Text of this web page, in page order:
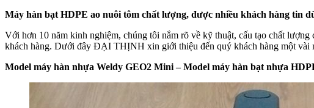
Máy hàn bạt HDPE ao nuôi tôm chất lượng, được nhiều khách hàng tin
Với hơn 10 năm kinh nghiệm, chúng tôi nắm rõ về kỹ thuật, cấu tạo chất
khách hàng. Dưới đây ĐẠI THỊNH xin giới thiệu đến quý khách hàng một vài
Model máy hàn nhựa Weldy GEO2 Mini – Model máy hàn bạt nhựa